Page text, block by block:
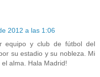
2012 a las 1:06
equipo y club de fútbol del
su estadio y su nobleza. Mi
alma. Hala Madrid!